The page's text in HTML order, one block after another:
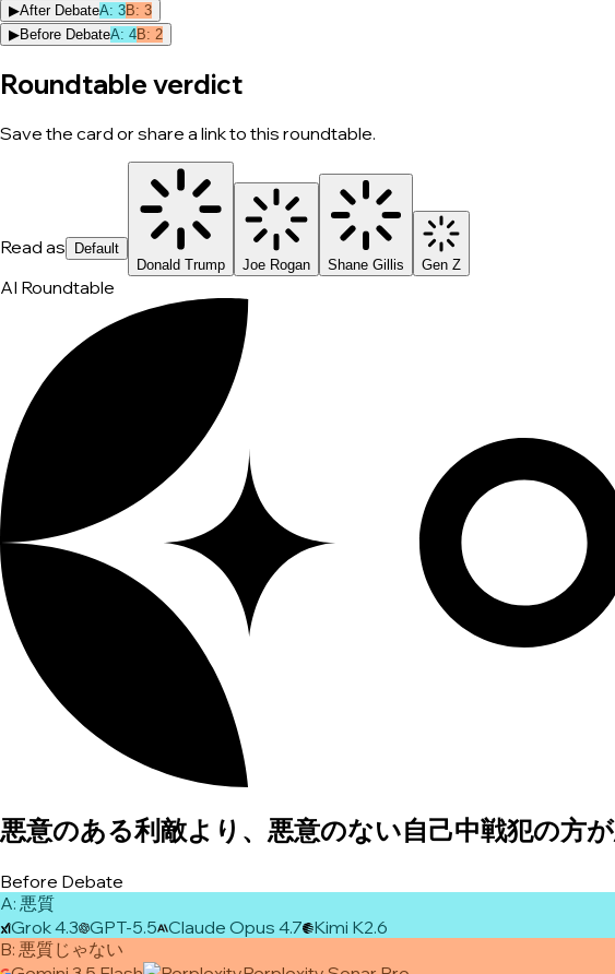
▶After DebateA: 3B: 3
▶Before DebateA: 4B: 2
Roundtable verdict
Save the card or share a link to this roundtable.
Read as
Default
Donald Trump
Joe Rogan Shane Gillis Gen Z
AI Roundtable
悪意のある利敵より、悪意のない自己中戦犯の方
Before Debate
A: 悪質
Grok 4.3 GPT-5.5 Claude Opus 4.7 Kimi K2.6
B: 悪質じゃない